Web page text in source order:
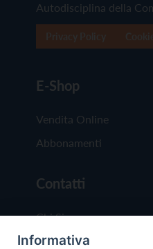
Autodisciplina della
E-Shop
Vendita Online
Abbonamenti
Contatti
Chi Siamo
Redazione
Informativa